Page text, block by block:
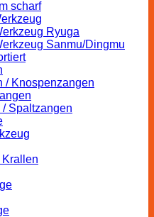
scharf
Ryuga
Sanmu/Dingmu
/ Knospenzangen
Spaltzangen